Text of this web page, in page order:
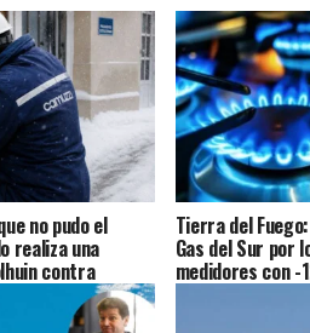
no pudo el
realiza una
contra
Tierra del
Gas del Sur por
medidores con
provincia hace